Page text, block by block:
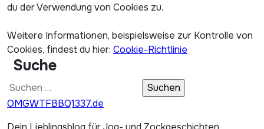
du der Verwendung von Cookies zu.
Weitere Informationen, beispielsweise zur Kontrolle von
Cookies, findest du hier: Cookie-Richtlinie
Suche
Suchen
nach:
OMGWTFBBQ1337.de